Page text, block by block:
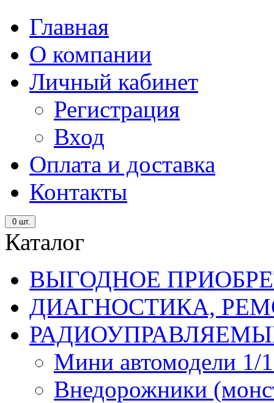
Главная
О компании
Личный кабинет
Регистрация
Вход
Оплата и доставка
Контакты
0 шт.
Каталог
ВЫГОДНОЕ
ДИАГНОСТИКА,
Мини автомодели 1/
Внедорожники